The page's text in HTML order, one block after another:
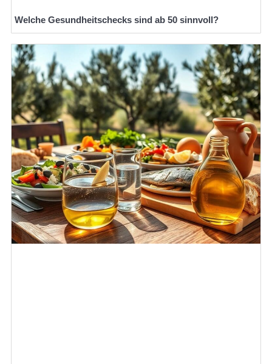
Welche Gesundheitschecks sind ab 50 sinnvoll?